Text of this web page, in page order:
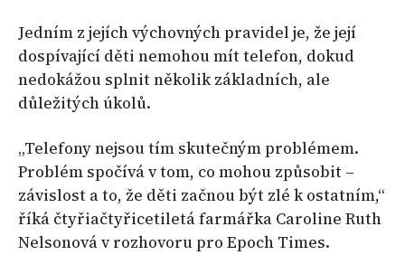
Jedním z jejích výchovných pravidel je, že její
dospívající děti nemohou mít telefon, dokud
nedokážou splnit několik základních, ale
důležitých úkolů.
„Telefony nejsou tím skutečným problémem.
Problém spočívá v tom, co mohou způsobit –
závislost a to, že děti začnou být zlé k ostatním,“
říká čtyřiačtyřicetiletá farmářka Caroline Ruth
Nelsonová v rozhovoru pro Epoch Times.